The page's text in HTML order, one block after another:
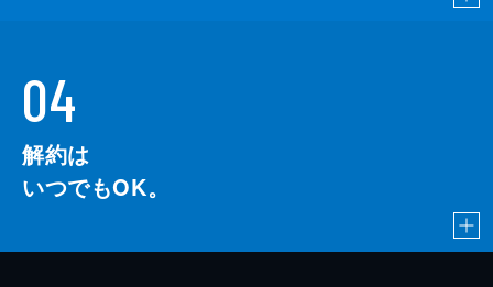
04
解約は
いつでもOK。